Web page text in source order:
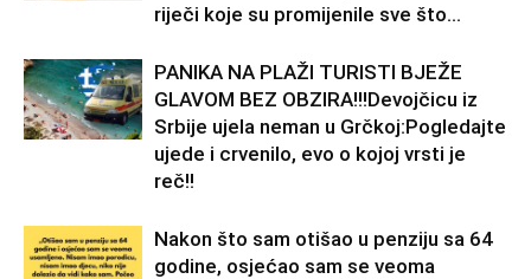
riječi koje su promijenile sve što...
PANIKA NA PLAŽI TURISTI BJEŽE
GLAVOM BEZ OBZIRA!!!Devojčicu iz
Srbije ujela neman u Grčkoj:Pogledajte
ujede i crvenilo, evo o kojoj vrsti je
reč!!
Nakon što sam otišao u penziju sa 64
godine, osjećao sam se veoma